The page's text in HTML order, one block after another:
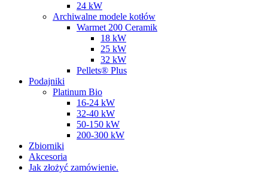
24 kW
Archiwalne modele kotłów
Warmet 200 Ceramik
18 kW
25 kW
32 kW
Pellets® Plus
Podajniki
Platinum Bio
16-24 kW
32-40 kW
50-150 kW
200-300 kW
Zbiorniki
Akcesoria
Jak złożyć zamówienie.